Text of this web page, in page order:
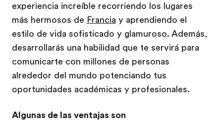
experiencia increíble recorriendo los lugares
más hermosos de Francia y aprendiendo el
estilo de vida sofisticado y glamuroso. Además,
desarrollarás una habilidad que te servirá para
comunicarte con millones de personas
alrededor del mundo potenciando tus
oportunidades académicas y profesionales.
Algunas de las ventajas son